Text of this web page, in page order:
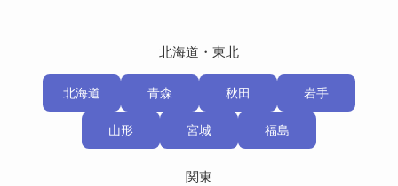
北海道・東北
北海道 青森 秋田 岩手
山形 宮城 福島
関東